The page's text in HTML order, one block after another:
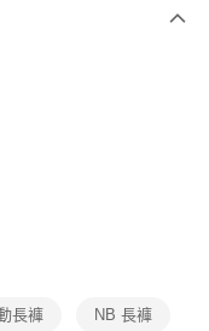
轉至「AFTEE先享後付」
連結，可透過四大超商／
易完成。
面顯示為準，若有關於
請聯繫「AFTEE先享後付
support/home
長褲 NB 長褲